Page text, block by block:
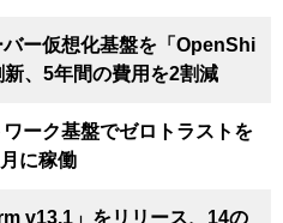
ー仮想化基盤を「OpenShi
、5年間の費用を2割減
ーク基盤でゼロトラストを
に稼働
v13.1」をリリース、14の